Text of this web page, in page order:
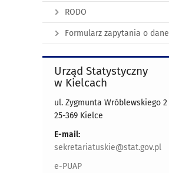
RODO
Formularz zapytania o dane
Urząd Statystyczny
w Kielcach
ul. Zygmunta Wróblewskiego 2
25-369 Kielce
E-mail:
sekretariatuskie@stat.gov.pl
e-PUAP